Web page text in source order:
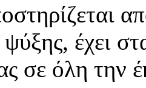
έχει
σε όλη την